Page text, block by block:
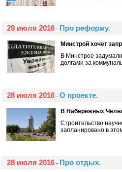
29 июля 2016 - Про реформу.
Минстрой хочет
В Минстрое
долгами за
28 июля 2016 - О проекте.
В Набережных
Строительство
запланировано в
28 июля 2016 - Про отдых.